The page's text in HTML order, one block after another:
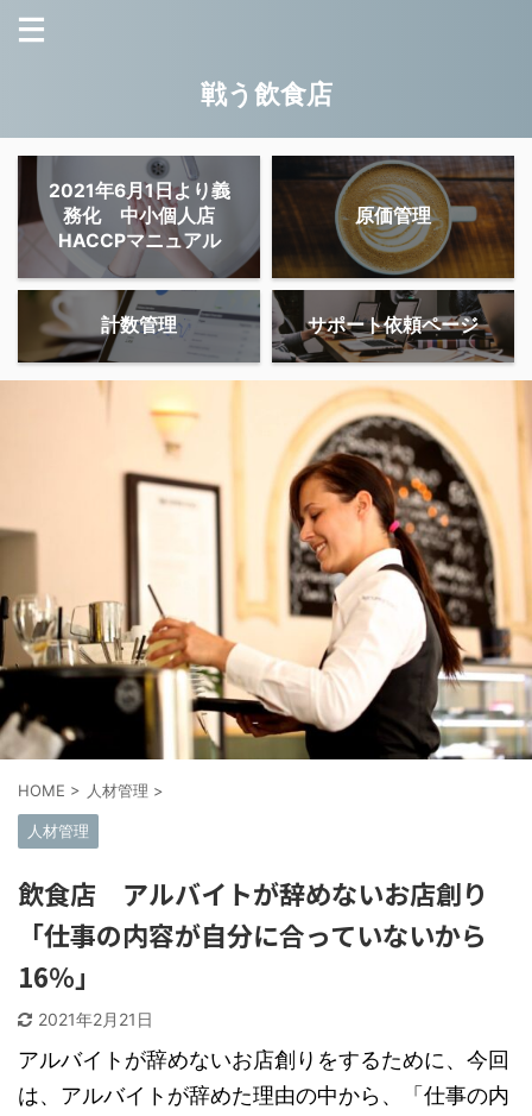
戦う飲食店
2021年6月1日より義
務化 中小個人店
HACCPマニュアル
原価管理
計数管理 サポート依頼ページ
HOME > 人材管理 >
人材管理
飲食店 アルバイトが辞めないお店創り
「仕事の内容が自分に合っていないから
16％」
2021年2月21日
アルバイトが辞めないお店創りをするために、今回
は、アルバイトが辞めた理由の中から、「仕事の内